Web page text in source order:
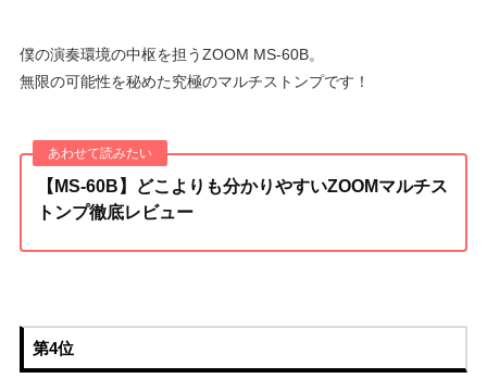
僕の演奏環境の中枢を担うZOOM MS-60B。
無限の可能性を秘めた究極のマルチストンプです！
【MS-60B】どこよりも分かりやすいZOOMマルチス
トンプ徹底レビュー
第4位